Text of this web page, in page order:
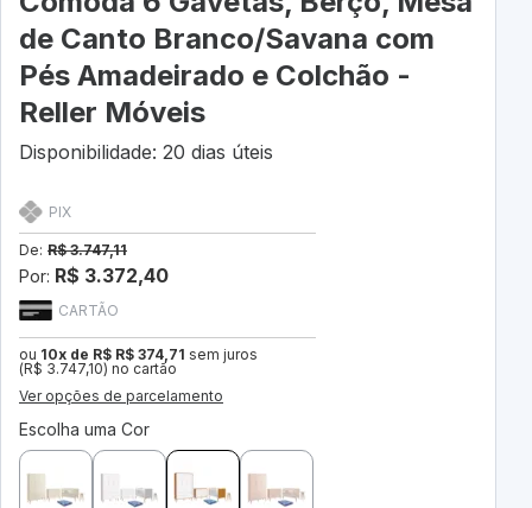
de Canto Branco/Savana com
Pés Amadeirado e Colchão -
Reller Móveis
Disponibilidade: 20 dias úteis
CARTÃO
ou 10x de R$ R$ 374,71 sem juros
(R$ 3.747,10) no cartão
Ver opções de parcelamento
PIX
De: R$ 3.747,11
Por: R$ 3.372,40
Escolha uma Cor